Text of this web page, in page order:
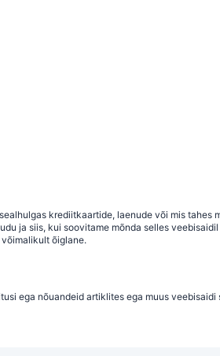
krediitkaartide, laenude või mis
ja siis, kui soovitame mõnda selles
õiglane.
ega nõuandeid artiklites ega muus